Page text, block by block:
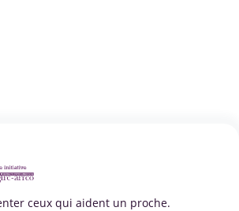
ceux qui aident un proche.